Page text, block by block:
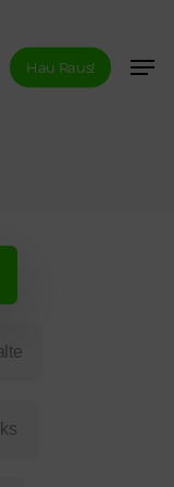
Hau Raus!
Close